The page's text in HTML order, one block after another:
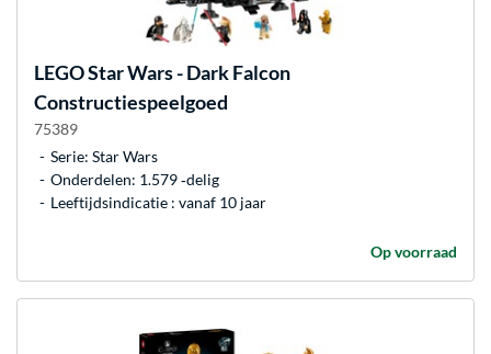
LEGOStar Wars - Dark Falcon
Constructiespeelgoed
75389
Serie: Star Wars
Onderdelen: 1.579 ‐delig
Leeftijdsindicatie : vanaf 10 jaar
Op voorraad